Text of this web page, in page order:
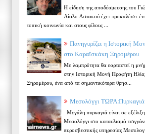
Η είδηση της αποδέσμευσης του
Αίολο Αστακού έχει προκαλέσει
τοπική κοινωνία και στους φίλους ...
Πανηγυρίζει η Ιστορική
στο Καραϊσκάκη Ξηρομέρου
Με λαμπρότητα θα εορταστεί η
στην Ιστορική Μονή Προφήτη
Ξηρομέρου, ένα από τα σημαντικότερα θρησ...
Μεσολόγγι ΤΩΡΑ:Πυρκαγιά
Μεγάλη πυρκαγιά είναι σε
Μεσολόγγι στο καταυλισμό
πυροσβεστικής υπηρεσίας